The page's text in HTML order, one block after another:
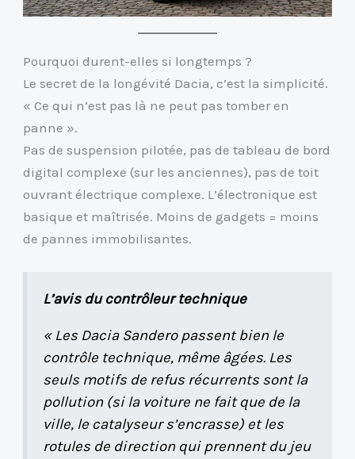
Pourquoi durent-elles si longtemps ?
Le secret de la longévité Dacia, c’est la simplicité.
« Ce qui n’est pas là ne peut pas tomber en
panne ».
Pas de suspension pilotée, pas de tableau de bord
digital complexe (sur les anciennes), pas de toit
ouvrant électrique complexe. L’électronique est
basique et maîtrisée. Moins de gadgets = moins
de pannes immobilisantes.
L’avis du contrôleur technique
« Les Dacia Sandero passent bien le
contrôle technique, même âgées. Les
seuls motifs de refus récurrents sont la
pollution (si la voiture ne fait que de la
ville, le catalyseur s’encrasse) et les
rotules de direction qui prennent du jeu